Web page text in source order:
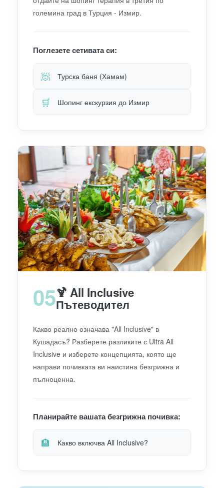
големина град в Турция - Измир.
Поглезете сетивата си:
🧖 Турска баня (Хамам)
🛒 Шопинг екскурзия до Измир
05🍹 All Inclusive
Пътеводител
Какво реално означава "All Inclusive" в
Кушадасъ? Разберете разликите с Ultra All
Inclusive и изберете концепцията, която ще
направи почивката ви наистина безгрижна и
пълноценна.
Планирайте вашата безгрижна почивка:
🏨 Какво включва All Inclusive?